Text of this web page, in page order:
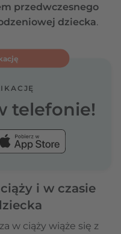
przedwczesnego
dziecka.
telefonie!
i w czasie
w ciąży wiąże się z